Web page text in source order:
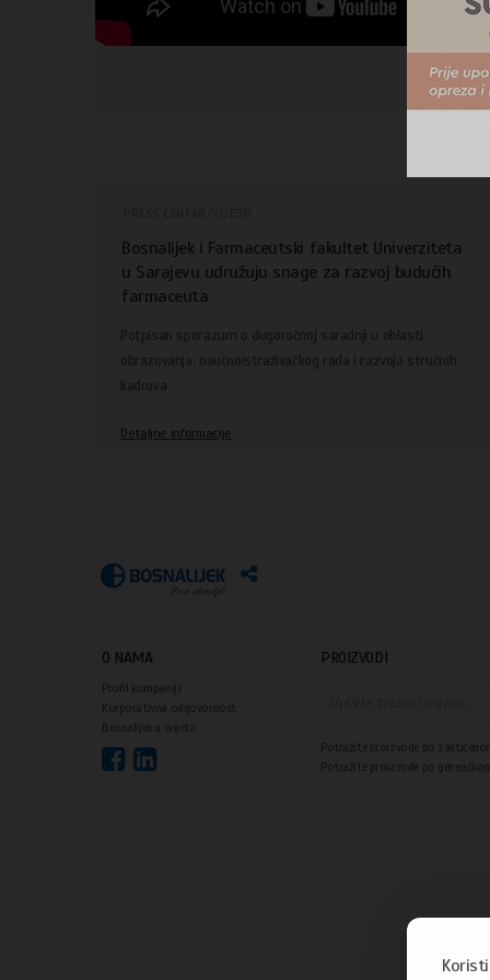
Bosnalijek i Farmaceutski fakultet Univerziteta
u Sarajevu udružuju snage za razvoj budućih
farmaceuta
Detaljne informacije
O NAMA
Profil kompanije
Korporativna odgovornost
Bosnalijek u svijetu
PROIZVODI
Potražite proizvode po
Potražite proizvode po